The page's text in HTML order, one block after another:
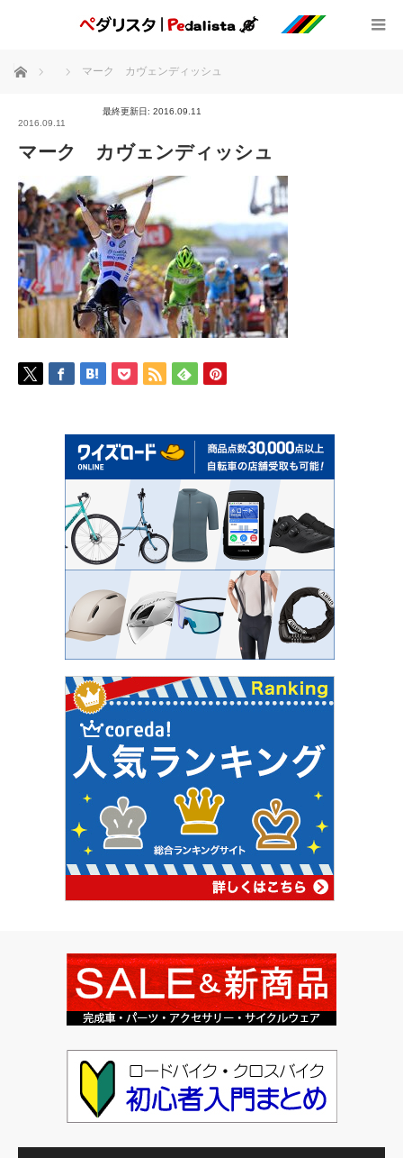
ホーム マーク カヴェンディッシュ
2016.09.11
最終更新日: 2016.09.11
マーク カヴェンディッシュ